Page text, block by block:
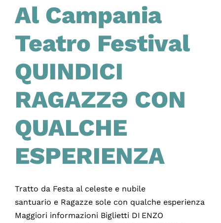
Al Campania
Teatro Festival
QUINDICI
RAGAZZƏ CON
QUALCHE
ESPERIENZA
Tratto da Festa al celeste e nubile
santuario e Ragazze sole con qualche esperienza
Maggiori informazioni Biglietti DI ENZO